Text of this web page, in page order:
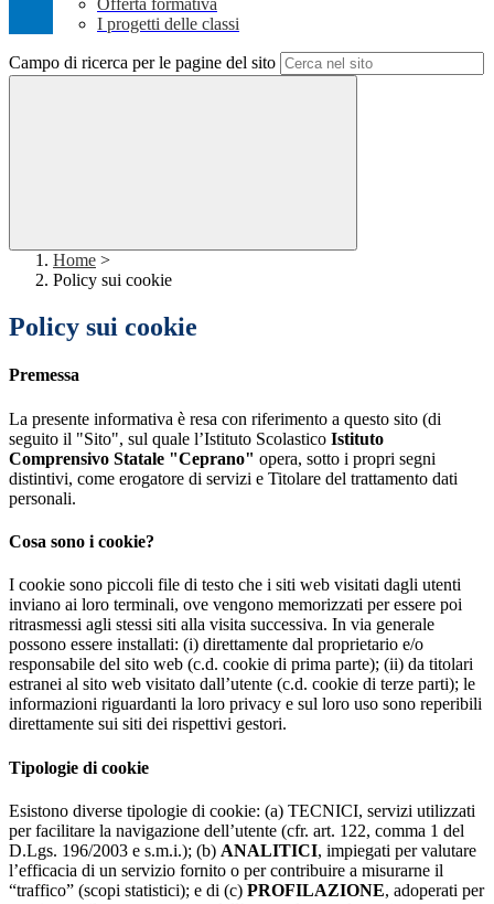
Offerta formativa
I progetti delle classi
Campo di ricerca per le pagine del sito
Home >
Policy sui cookie
Policy sui cookie
Premessa
La presente informativa è resa con riferimento a questo sito (di
seguito il "Sito", sul quale l’Istituto Scolastico Istituto
Comprensivo Statale "Ceprano" opera, sotto i propri segni
distintivi, come erogatore di servizi e Titolare del trattamento dati
personali.
Cosa sono i cookie?
I cookie sono piccoli file di testo che i siti web visitati dagli utenti
inviano ai loro terminali, ove vengono memorizzati per essere poi
ritrasmessi agli stessi siti alla visita successiva. In via generale
possono essere installati: (i) direttamente dal proprietario e/o
responsabile del sito web (c.d. cookie di prima parte); (ii) da titolari
estranei al sito web visitato dall’utente (c.d. cookie di terze parti); le
informazioni riguardanti la loro privacy e sul loro uso sono reperibili
direttamente sui siti dei rispettivi gestori.
Tipologie di cookie
Esistono diverse tipologie di cookie: (a) TECNICI, servizi utilizzati
per facilitare la navigazione dell’utente (cfr. art. 122, comma 1 del
D.Lgs. 196/2003 e s.m.i.); (b) ANALITICI, impiegati per valutare
l’efficacia di un servizio fornito o per contribuire a misurarne il
“traffico” (scopi statistici); e di (c) PROFILAZIONE, adoperati per